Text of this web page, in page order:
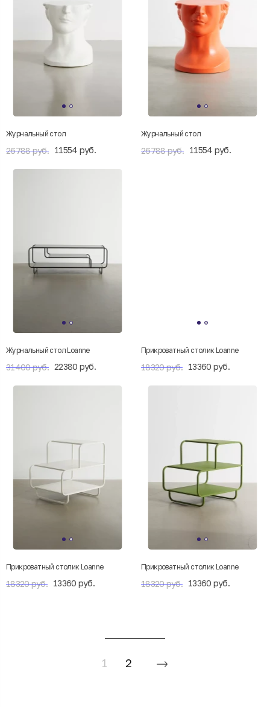
Журнальный стол
26788 руб. 11554 руб.
Журнальный стол
26788 руб. 11554 руб.
Журнальный стол Loanne
31400 руб. 22380 руб.
Прикроватный столик Loanne
18320 руб. 13360 руб.
Прикроватный столик Loanne
18320 руб. 13360 руб.
Прикроватный столик Loanne
18320 руб. 13360 руб.
1 2